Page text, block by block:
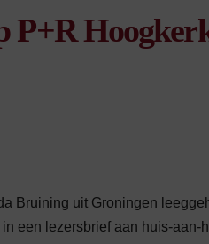
P+R
Bruining uit Groningen
een lezersbrief aan huis-aan-